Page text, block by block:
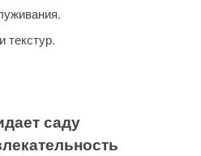
текстур.
саду